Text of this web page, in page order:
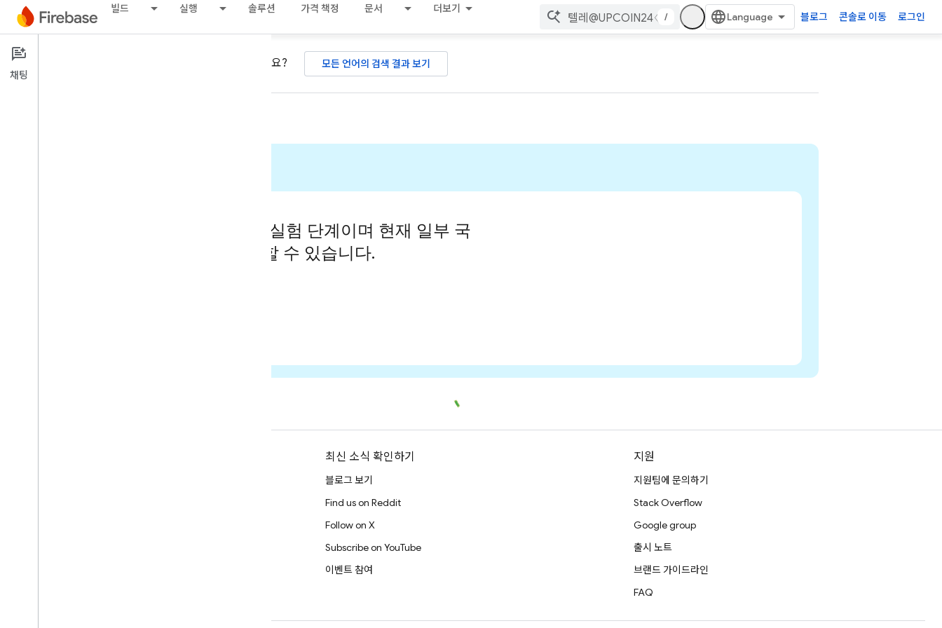
빌드 실행 솔루션 가격 책정 문서 더보기
/ 블로그 콘솔로 이동 로그인
원하는 내용을 찾을 수 없으신가요? 모든 언어의 검색 결과 보기
AI 기반 기능은 실험 단계이며 현재 일부 국
가에서만 사용할 수 있습니다.
최신 소식 확인하기
블로그 보기
Find us on Reddit
Follow on X
Subscribe on YouTube
이벤트 참여
지원
지원팀에 문의하기
Stack Overflow
Google group
출시 노트
브랜드 가이드라인
FAQ
채팅